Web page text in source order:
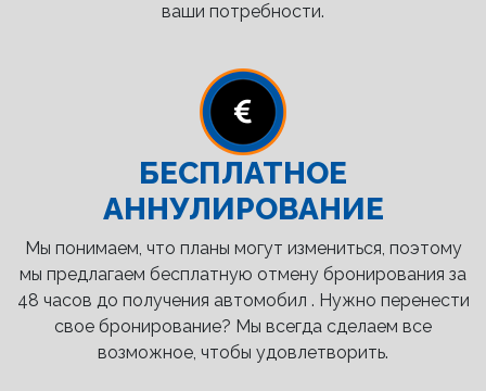
ваши потребности.
БЕСПЛАТНОЕ
АННУЛИРОВАНИЕ
Мы понимаем, что планы могут измениться, поэтому
мы предлагаем бесплатную отмену бронирования за
48 часов до получения автомобил . Нужно перенести
свое бронирование? Мы всегда сделаем все
возможное, чтобы удовлетворить.